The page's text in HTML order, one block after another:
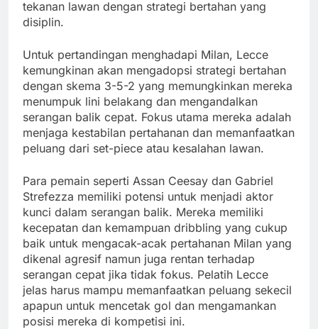
tekanan lawan dengan strategi bertahan yang
disiplin.
Untuk pertandingan menghadapi Milan, Lecce
kemungkinan akan mengadopsi strategi bertahan
dengan skema 3-5-2 yang memungkinkan mereka
menumpuk lini belakang dan mengandalkan
serangan balik cepat. Fokus utama mereka adalah
menjaga kestabilan pertahanan dan memanfaatkan
peluang dari set-piece atau kesalahan lawan.
Para pemain seperti Assan Ceesay dan Gabriel
Strefezza memiliki potensi untuk menjadi aktor
kunci dalam serangan balik. Mereka memiliki
kecepatan dan kemampuan dribbling yang cukup
baik untuk mengacak-acak pertahanan Milan yang
dikenal agresif namun juga rentan terhadap
serangan cepat jika tidak fokus. Pelatih Lecce
jelas harus mampu memanfaatkan peluang sekecil
apapun untuk mencetak gol dan mengamankan
posisi mereka di kompetisi ini.